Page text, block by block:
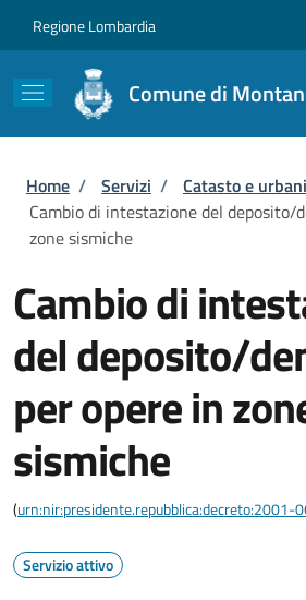
Regione Lombardia
Comune di
Briciole di pane
Home / Servizi / Catasto e
Cambio di intestazione del deposito/
zone sismiche
Cambio di
del deposito/
per opere in
sismiche
(urn:nir:presidente.repubblica:decreto:2001-
Servizio attivo